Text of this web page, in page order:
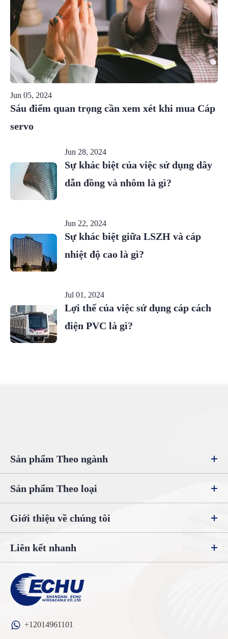
Jun 05, 2024
Sáu điểm quan trọng cần xem xét khi mua Cáp
servo
Jun 28, 2024
Sự khác biệt của việc sử dụng dây
dẫn đồng và nhôm là gì?
Jun 22, 2024
Sự khác biệt giữa LSZH và cáp
nhiệt độ cao là gì?
Jul 01, 2024
Lợi thế của việc sử dụng cáp cách
điện PVC là gì?
Sản phẩm Theo ngành
Sản phẩm Theo loại
Giới thiệu về chúng tôi
Liên kết nhanh
+12014961101